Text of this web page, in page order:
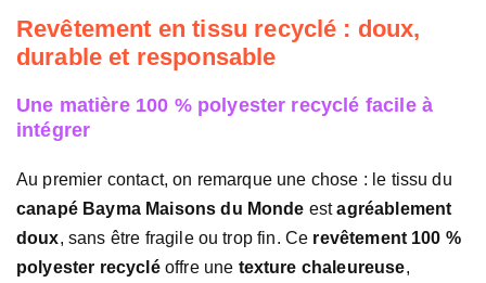
Revêtement en tissu recyclé : doux,
durable et responsable
Une matière 100 % polyester recyclé facile à
intégrer
Au premier contact, on remarque une chose : le tissu du
canapé Bayma Maisons du Monde estagréablement
doux, sans être fragile ou trop fin. Ce revêtement 100 %
polyester recycléoffre une texture chaleureuse,